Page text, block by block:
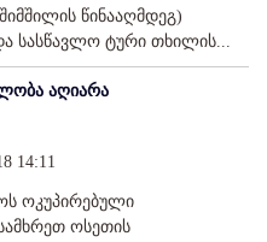
წინააღმდეგ)
სასწავლო ტური თხილის...
აღიარა
14:11
ოკუპირებული
ოსეთის